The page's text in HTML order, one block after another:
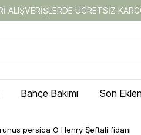
ALIŞVERİŞLERDE ÜCRETSİZ
Bahçe Bakımı Son
persica O Henry Şeftali fidanı